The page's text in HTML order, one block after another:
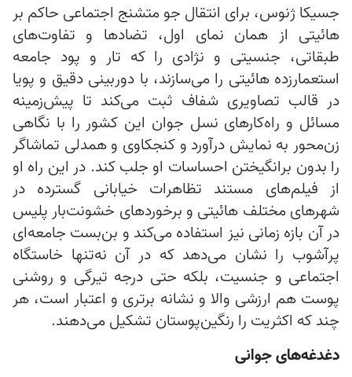
جسیکا ژنوس، برای انتقال جو متشنج اجتماعی حاکم بر
هائیتی از همان نمای اول، تضادها و تفاوت‌های
طبقاتی، جنسیتی و نژادی را که تار و پود جامعه
استعمارزده هائیتی را می‌سازند، با دوربینی دقیق و پویا
در قالب تصاویری شفاف ثبت می‌کند تا پیش‌زمینه
مسائل و راه‌‌کارهای نسل جوان این کشور را با نگاهی
زن‌‌محور به نمایش درآورد و کنجکاوی و همدلی تماشاگر
را بدون برانگیختن احساسات او جلب کند. در این راه او
از فیلم‌های مستند تظاهرات خیابانی گسترده در
شهرهای مختلف هائیتی و برخوردهای خشونت‌بار پلیس
در آن بازه زمانی نیز استفاده می‌کند و بن‌بست جامعه‌ای
پرآشوب را نشان می‌دهد که در آن نه‌تنها خاستگاه
اجتماعی و جنسیت، بلکه حتی درجه تیرگی و روشنی
پوست هم ارزشی والا و نشانه برتری و اعتبار است، هر
چند که اکثریت را رنگین‌پوستان تشکیل می‌دهند.
دغدغه‌های جوانی